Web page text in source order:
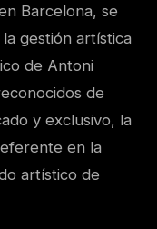
Barcelona, se
gestión artística
de Antoni
de
y exclusivo, la
en la
artístico de